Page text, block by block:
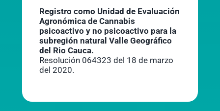
Registro como Unidad de Evaluación
Agronómica de Cannabis
psicoactivo y no psicoactivo para la
subregión natural Valle Geográfico
del Rio Cauca.
Resolución 064323 del 18 de marzo
del 2020.